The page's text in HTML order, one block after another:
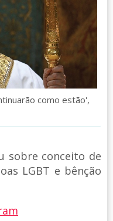
como estão',
sobre conceito de
LGBT e bênção